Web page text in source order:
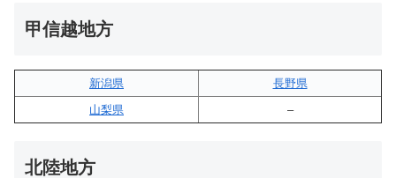
甲信越地方
新潟県
長野県
山梨県
–
北陸地方